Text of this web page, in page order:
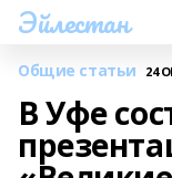
Эйлестан
Общие статьи 24
В Уфе